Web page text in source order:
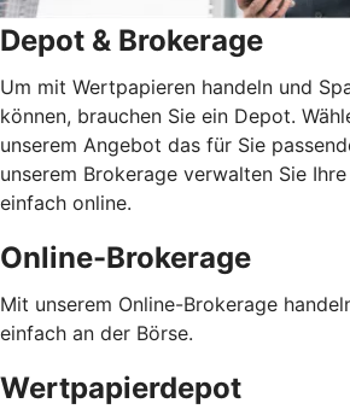
Depot & Brokerage
Um mit Wertpapieren handeln und
können, brauchen Sie ein Depot.
unserem Angebot das für Sie
unserem Brokerage verwalten Sie
einfach online.
Online-Brokerage
Mit unserem Online-Brokerage
einfach an der Börse.
Wertpapierdepot